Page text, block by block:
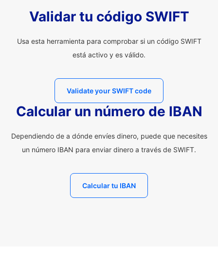
Validar tu código SWIFT
Usa esta herramienta para comprobar si un código SWIFT
está activo y es válido.
Validate your SWIFT code
Calcular un número de IBAN
Dependiendo de a dónde envíes dinero, puede que necesites
un número IBAN para enviar dinero a través de SWIFT.
Calcular tu IBAN